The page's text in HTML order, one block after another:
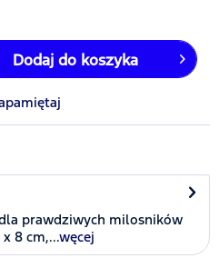
Dodaj do koszyka
prawdziwych milosników
8 cm,...węcej